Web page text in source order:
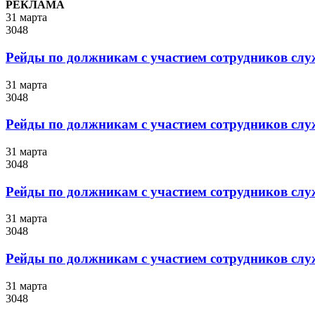
РЕКЛАМА
31 марта
3048
Рейды по должникам с участием сотрудников
31 марта
3048
Рейды по должникам с участием сотрудников
31 марта
3048
Рейды по должникам с участием сотрудников
31 марта
3048
Рейды по должникам с участием сотрудников
31 марта
3048